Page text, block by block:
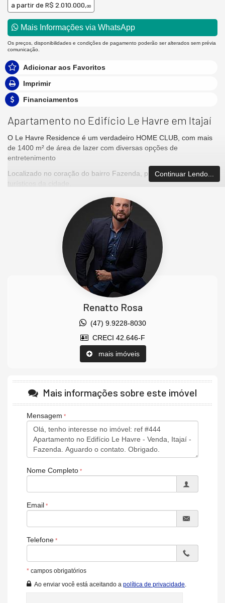
a partir de R$ 2.010.000,00
Mais Informações via WhatsApp
Os preços, disponibilidades e condições de pagamento poderão ser alterados sem prévia
comunicação.
Adicionar aos Favoritos
Imprimir
Financiamentos
Apartamento no Edifício Le Havre em Itajaí
O Le Havre Residence é um verdadeiro HOME CLUB, com mais
de 1400 m² de área de lazer com diversas opções de
entretenimento
Localizado no coração do bairro Fazenda, próximo dos pontos
turísticos da cidade.
03 Elevadores
Parque infantil
Brinquedoteca
espaço animal de estimação
quiosque com churrasqueira
Brinquedoteca
piscina adulto
piscina infantil
salão de festas
espaço gourmet
academia
Bicicletário
Sacada com churrasqueira a carvão
área de serviço
Churrasqueira
sacada
área de serviço
Acabamento em gesso
Aquecimento á Gás
Continuar Lendo...
Renatto Rosa
(47) 9.9228-8030
CRECI 42.646-F
mais imóveis
Mais informações sobre este imóvel
Mensagem
Nome Completo
Email
Telefone
* campos obrigatórios
Ao enviar você está aceitando a política de privacidade